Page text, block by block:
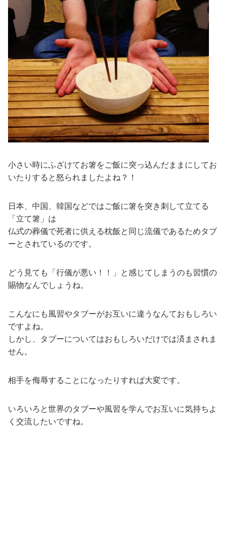
小さい時にふざけてお箸をご飯に突っ込んだままにしてお
いたりすると怒られましたよね？！
日本、中国、韓国などではご飯に箸を突き刺して立てる
「立て箸」は
仏式の葬儀で死者に供える枕飯と同じ流儀であるためタブ
ーとされているのです。
どう見ても「行儀が悪い！！」と感じてしまうのも習慣の
賜物なんでしょうね。
こんなにも風習やタブーがお互いに違うなんておもしろい
ですよね。
しかし、タブーについてはおもしろいだけでは済まされま
せん。
相手を侮辱することになったりすれば大変です。
いろいろと世界のタブーや風習を学んでお互いに気持ちよ
く交流したいですね。